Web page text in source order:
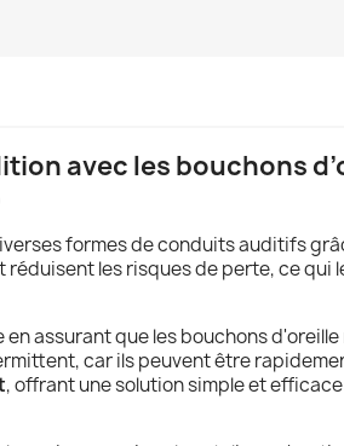
avec les bouchons
formes de conduits auditifs
réduisent les risques de perte, ce
assurant que les bouchons
car ils peuvent être
, offrant une solution simple et